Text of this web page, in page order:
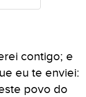
contigo; e
eu te enviei:
povo do